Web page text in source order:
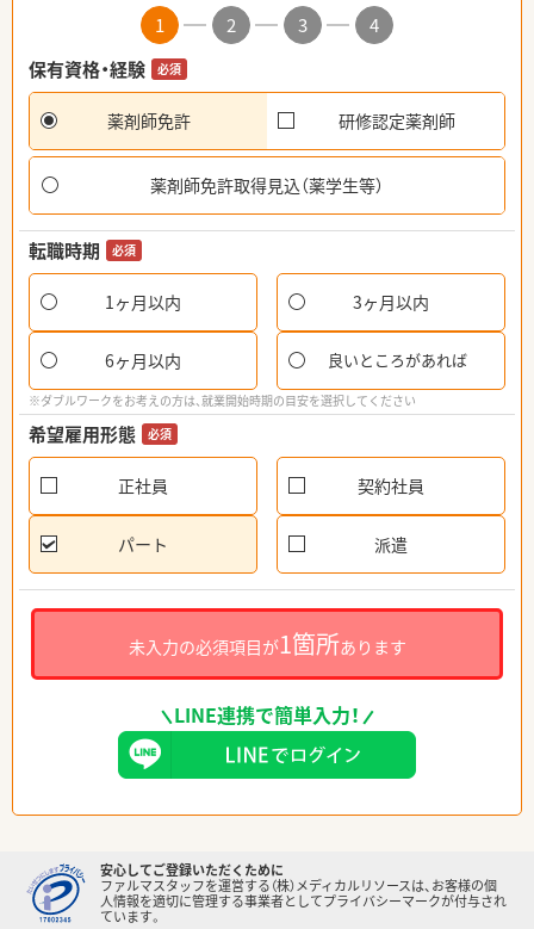
1 2 3
4
保有資格・経験
必須
薬剤師免許 研修認定薬剤師
薬剤師免許取得見込（薬学生等）
転職時期 必須
1ヶ月以内 3ヶ月以内
6ヶ月以内 良いところがあれば
※ダブルワークをお考えの方は、就業開始時期の目安を選択してください
希望雇用形態 必須
正社員 契約社員
パート 派遣
未入力の必須項目が1箇所あります
LINE連携で簡単入力！
安心してご登録いただくために
ファルマスタッフを運営する（株）メディカルリソースは、お客様の個
人情報を適切に管理する事業者としてプライバシーマークが付与され
ています。